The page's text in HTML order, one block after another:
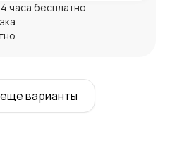
часа бесплатно
варианты